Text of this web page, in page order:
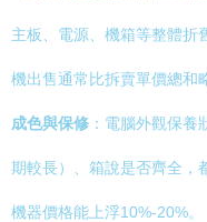
主板、電源、機箱等整體折
機出售通常比拆賣單價總和
成色與保修 ：電腦外觀保
期較長）、箱說是否齊全，
機器價格能上浮10%-20%。